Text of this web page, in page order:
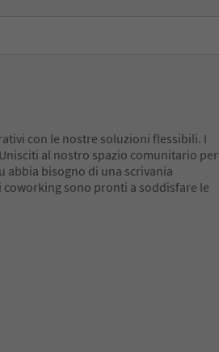
con le nostre soluzioni flessibili. I
al nostro spazio comunitario per
abbia bisogno di una scrivania
sono pronti a soddisfare le